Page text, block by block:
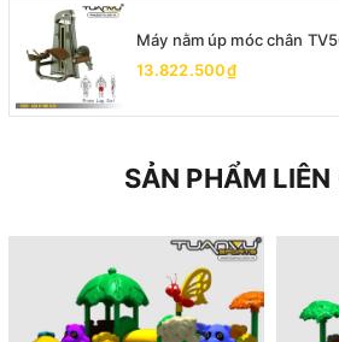
Máy nằm úp móc chân
13.822.500₫
SẢN PHẨM LIÊN